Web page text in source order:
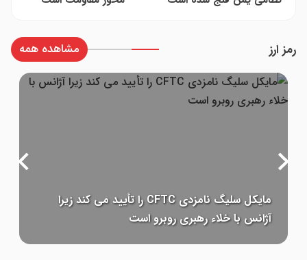
رمز ارز مشاهده همه
بیت کوین و خزانه های اتر از زمان سقوط کریپتو
«شباح» شده اند